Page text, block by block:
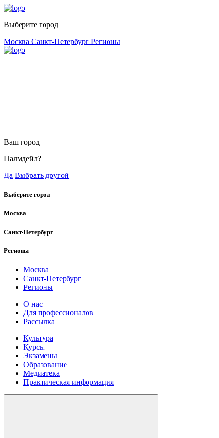
Выберите город
Москва Санкт-Петербург Регионы
Ваш город
Палмдейл?
Да Выбрать другой
Выберите город
Москва
Санкт-Петербург
Регионы
Москва
Санкт-Петербург
Регионы
О нас
Для профессионалов
Рассылка
Культура
Курсы
Экзамены
Образование
Медиатека
Практическая информация